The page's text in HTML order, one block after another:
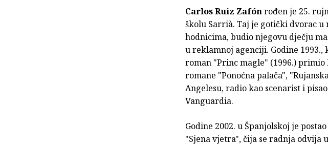
Carlos Ruiz Zafónrođen je 25.
školu Sarrià. Taj je gotički dvorac
hodnicima, budio njegovu dječju
u reklamnoj agenciji. Godine
roman "Princ magle" (1996.)
romane "Ponoćna palača",
Angelesu, radio kao scenarist i
Vanguardia.
Godine 2002. u Španjolskoj je
"Sjena vjetra", čija se radnja odvija